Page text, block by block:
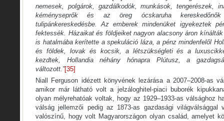
nemesek, polgárok, gazdálkodók, munkások, tengerészek,
kéményseprők és az öreg ócskaruha
tulipánkereskedésbe. Az emberek mindenüket igyekeztek
fektessék. Házaikat és földjeiket nagyon alacsony áron
is hatalmába kerítette a spekuláció láza, a pénz mindenfelől
és földek, lovak és kocsik, a létszükségleti és a
kezdtek, Hollandia néhány hónapra Plútusz, a
változott.”[35]
Niall Ferguson idézett könyvének lezárása a 2007–2008-as
amikor már látható volt a jelzáloghitel-piaci buborék
olyan mélyrehatóak voltak, hogy az 1929–1933-as válsághoz
válság jellemzői pedig az 1873-as gazdasági világválsággal
valószínű, hogy volt Magyarországon olyan család, amelyet